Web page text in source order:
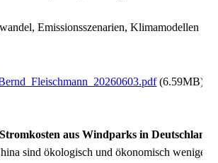
Emissionsszenarien, Klimamodellen
(6.59MB)
aus Windparks in Deutschland
sind ökologisch und ökonomisch weniger